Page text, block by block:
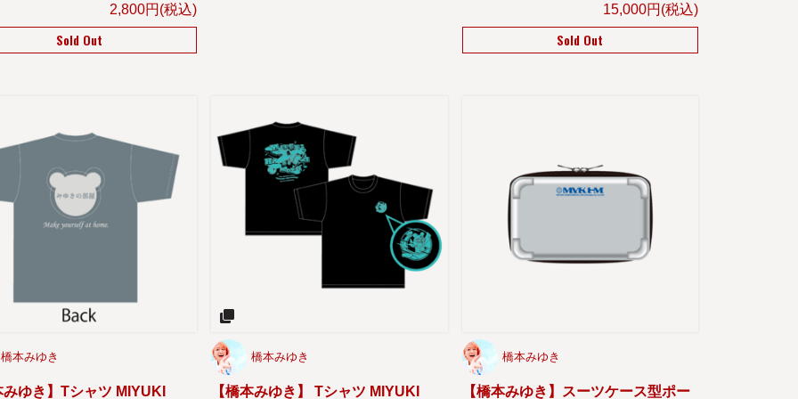
2,800円(税込)
Sold Out
15,000円(税込)
Sold Out
橋本みゆき
ゆき】Tシャツ MIYUKI
橋本みゆき
【橋本みゆき】 Tシャツ MIYUKI
橋本みゆき
【橋本みゆき】スーツケース型ポー